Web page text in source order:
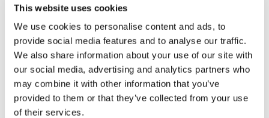
This website uses cookies
We use cookies to personalise content and ads, to
provide social media features and to analyse our traffic.
We also share information about your use of our site with
our social media, advertising and analytics partners who
may combine it with other information that you’ve
provided to them or that they’ve collected from your use
of their services.
Aan welke organisatie en/of aan wie heb je dit voorval
doorgegeven?
Wil je dat we je op de hoogte houden? Laat dan hieronder jouw